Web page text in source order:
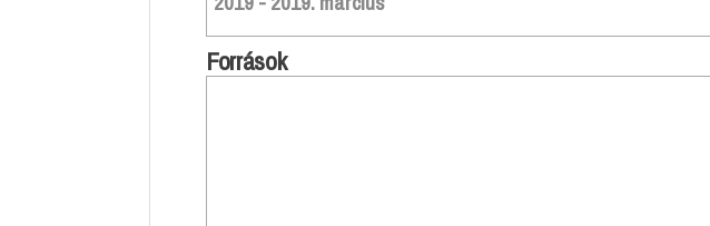
Források